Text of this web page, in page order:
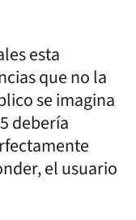
esta
que no la
se imagina
debería
el usuario